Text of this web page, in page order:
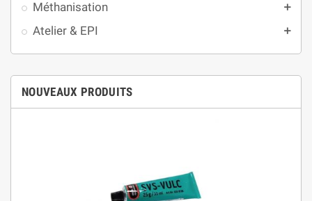
Méthanisation add
Atelier & EPI add
NOUVEAUX PRODUITS